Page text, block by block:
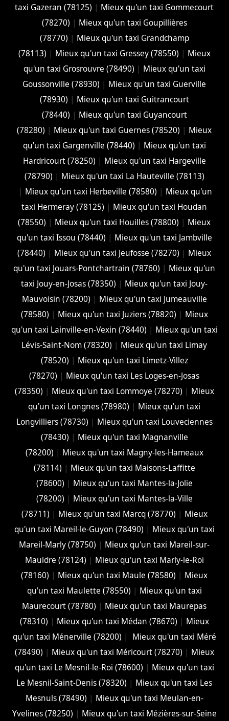
taxi Gazeran (78125) | Mieux qu'un taxi Gommecourt
(78270) | Mieux qu'un taxi Goupillières
(78770) | Mieux qu'un taxi Grandchamp
(78113) | Mieux qu'un taxi Gressey (78550) | Mieux
qu'un taxi Grosrouvre (78490) | Mieux qu'un taxi
Goussonville (78930) | Mieux qu'un taxi Guerville
(78930) | Mieux qu'un taxi Guitrancourt
(78440) | Mieux qu'un taxi Guyancourt
(78280) | Mieux qu'un taxi Guernes (78520) | Mieux
qu'un taxi Gargenville (78440) | Mieux qu'un taxi
Hardricourt (78250) | Mieux qu'un taxi Hargeville
(78790) | Mieux qu'un taxi La Hauteville (78113)
| Mieux qu'un taxi Herbeville (78580) | Mieux qu'un
taxi Hermeray (78125) | Mieux qu'un taxi Houdan
(78550) | Mieux qu'un taxi Houilles (78800) | Mieux
qu'un taxi Issou (78440) | Mieux qu'un taxi Jambville
(78440) | Mieux qu'un taxi Jeufosse (78270) | Mieux
qu'un taxi Jouars-Pontchartrain (78760) | Mieux qu'un
taxi Jouy-en-Josas (78350) | Mieux qu'un taxi Jouy-
Mauvoisin (78200) | Mieux qu'un taxi Jumeauville
(78580) | Mieux qu'un taxi Juziers (78820) | Mieux
qu'un taxi Lainville-en-Vexin (78440) | Mieux qu'un taxi
Lévis-Saint-Nom (78320) | Mieux qu'un taxi Limay
(78520) | Mieux qu'un taxi Limetz-Villez
(78270) | Mieux qu'un taxi Les Loges-en-Josas
(78350) | Mieux qu'un taxi Lommoye (78270) | Mieux
qu'un taxi Longnes (78980) | Mieux qu'un taxi
Longvilliers (78730) | Mieux qu'un taxi Louveciennes
(78430) | Mieux qu'un taxi Magnanville
(78200) | Mieux qu'un taxi Magny-les-Hameaux
(78114) | Mieux qu'un taxi Maisons-Laffitte
(78600) | Mieux qu'un taxi Mantes-la-Jolie
(78200) | Mieux qu'un taxi Mantes-la-Ville
(78711) | Mieux qu'un taxi Marcq (78770) | Mieux
qu'un taxi Mareil-le-Guyon (78490) | Mieux qu'un taxi
Mareil-Marly (78750) | Mieux qu'un taxi Mareil-sur-
Mauldre (78124) | Mieux qu'un taxi Marly-le-Roi
(78160) | Mieux qu'un taxi Maule (78580) | Mieux
qu'un taxi Maulette (78550) | Mieux qu'un taxi
Maurecourt (78780) | Mieux qu'un taxi Maurepas
(78310) | Mieux qu'un taxi Médan (78670) | Mieux
qu'un taxi Ménerville (78200) |
Mieux qu'un taxi Méré
(78490) | Mieux qu'un taxi Méricourt (78270) | Mieux
qu'un taxi Le Mesnil-le-Roi (78600) | Mieux qu'un taxi
Le Mesnil-Saint-Denis (78320) | Mieux qu'un taxi Les
Mesnuls (78490) | Mieux qu'un taxi Meulan-en-
Yvelines (78250) | Mieux qu'un taxi Mézières-sur-Seine